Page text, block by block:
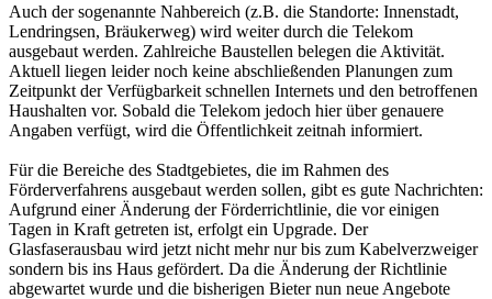
Auch der sogenannte Nahbereich (z.B. die Standorte: Innenstadt,
Lendringsen, Bräukerweg) wird weiter durch die Telekom
ausgebaut werden. Zahlreiche Baustellen belegen die Aktivität.
Aktuell liegen leider noch keine abschließenden Planungen zum
Zeitpunkt der Verfügbarkeit schnellen Internets und den betroffenen
Haushalten vor. Sobald die Telekom jedoch hier über genauere
Angaben verfügt, wird die Öffentlichkeit zeitnah informiert.
Für die Bereiche des Stadtgebietes, die im Rahmen des
Förderverfahrens ausgebaut werden sollen, gibt es gute Nachrichten:
Aufgrund einer Änderung der Förderrichtlinie, die vor einigen
Tagen in Kraft getreten ist, erfolgt ein Upgrade. Der
Glasfaserausbau wird jetzt nicht mehr nur bis zum Kabelverzweiger
sondern bis ins Haus gefördert. Da die Änderung der Richtlinie
abgewartet wurde und die bisherigen Bieter nun neue Angebote